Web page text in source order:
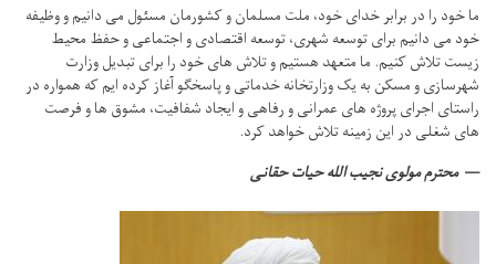
ما خود را در برابر خدای خود، ملت مسلمان و کشورمان مسئول می دانیم و وظیفه
خود می دانیم برای توسعه شهری، توسعه اقتصادی و اجتماعی و حفظ محیط
زیست تلاش کنیم. ما متعهد هستیم و تلاش های خود را برای تبدیل وزارت
شهرسازی و مسکن به یک وزارتخانه خدماتی و پاسخگو آغاز کرده ایم که همواره در
راستای اجرای پروژه های عمرانی و رفاهی و ایجاد شفافیت، مشوق ها و فرصت
های شغلی در این زمینه تلاش خواهد کرد.
محترم مولوی نجیب الله حیات حقانی